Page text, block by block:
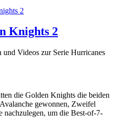
Knights 2
Videos zur Serie Hurricanes
die Golden Knights die beiden
gewonnen, Zweifel
nachzulegen, um die Best-of-7-